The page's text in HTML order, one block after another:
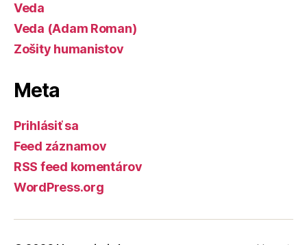
Veda
Veda (Adam Roman)
Zošity humanistov
Meta
Prihlásiť sa
Feed záznamov
RSS feed komentárov
WordPress.org